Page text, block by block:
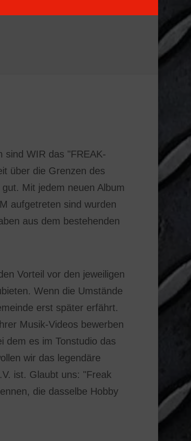
sind WIR das "FREAK-
über die Grenzen des
Mit jedem neuen Album
aufgetreten sind wurden
aus dem bestehenden
Vorteil vor den jeweiligen
Wenn die Umstände
erst später erfährt.
Musik-Videos bewerben
dem es im Tonstudio das
wir das legendäre
ist. Glaubt uns: "Freak
die dasselbe Hobby